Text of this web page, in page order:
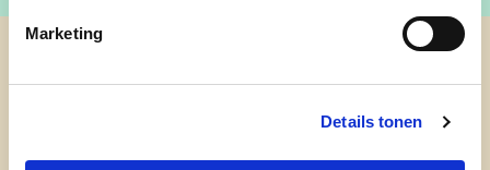
Marketing
Details tonen
cd&v Zwevegem